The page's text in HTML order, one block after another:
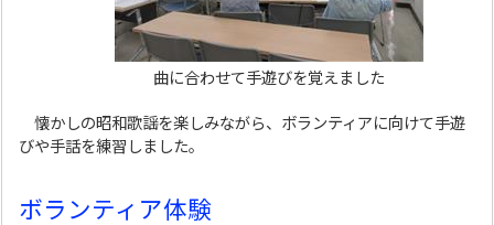
曲に合わせて手遊びを覚えました
懐かしの昭和歌謡を楽しみながら、ボランティアに向けて手遊
びや手話を練習しました。
ボランティア体験